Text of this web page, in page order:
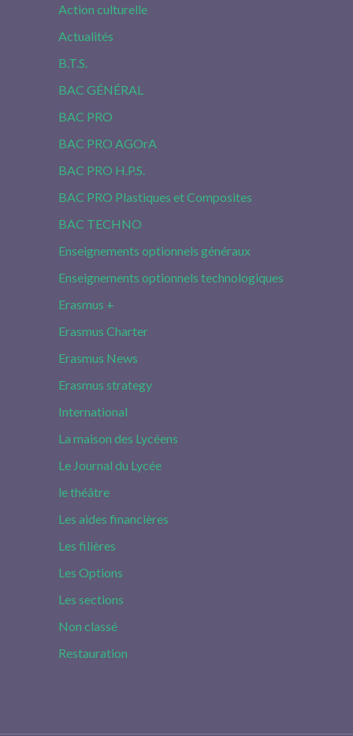
Action culturelle
Actualités
B.T.S.
BAC GÉNÉRAL
BAC PRO
BAC PRO AGOrA
BAC PRO H.P.S.
BAC PRO Plastiques et Composites
BAC TECHNO
Enseignements optionnels généraux
Enseignements optionnels technologiques
Erasmus +
Erasmus Charter
Erasmus News
Erasmus strategy
International
La maison des Lycéens
Le Journal du Lycée
le théâtre
Les aides financières
Les filières
Les Options
Les sections
Non classé
Restauration